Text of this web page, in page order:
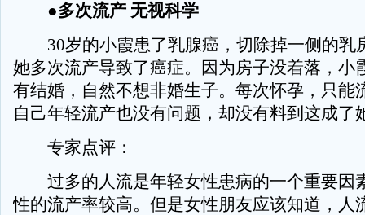
●多次流产 无视科学
30岁的小霞患了乳腺癌，切除掉一侧的乳
她多次流产导致了癌症。因为房子没着落，小
有结婚，自然不想非婚生子。每次怀孕，只能
自己年轻流产也没有问题，却没有料到这成了
专家点评：
过多的人流是年轻女性患病的一个重要因
性的流产率较高。但是女性朋友应该知道，人